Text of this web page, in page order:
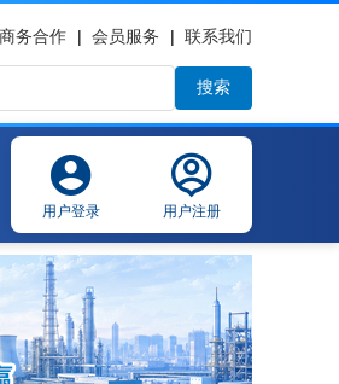
商务合作 | 会员服务 | 联系我们
搜索
用户登录 用户注册